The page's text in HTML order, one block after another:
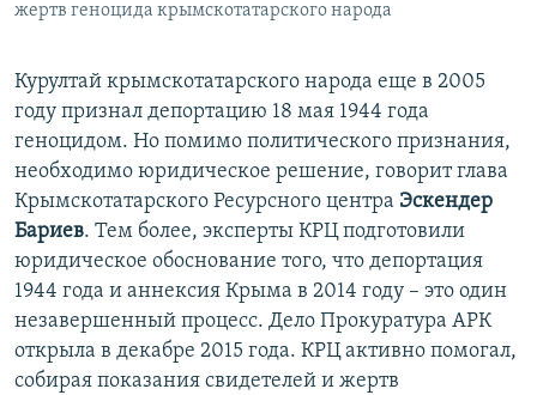
жертв геноцида крымскотатарского народа
Курултай крымскотатарского народа еще в 2005
году признал депортацию 18 мая 1944 года
геноцидом. Но помимо политического признания,
необходимо юридическое решение, говорит глава
Крымскотатарского Ресурсного центра Эскендер
Бариев. Тем более, эксперты КРЦ подготовили
юридическое обоснование того, что депортация
1944 года и аннексия Крыма в 2014 году – это один
незавершенный процесс. Дело Прокуратура АРК
открыла в декабре 2015 года. КРЦ активно помогал,
собирая показания свидетелей и жертв